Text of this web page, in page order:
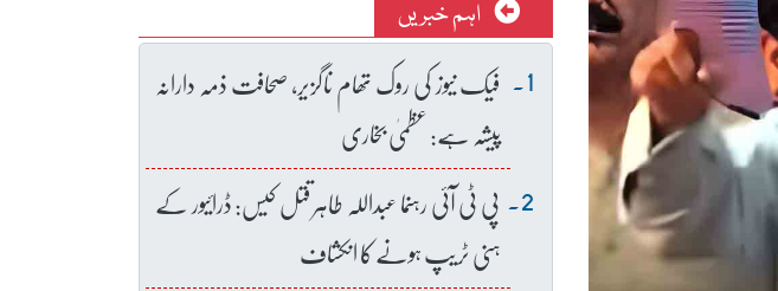
اہم خبریں
فیک نیوز کی روک تھام ناگزیر، صحافت ذمہ دارانہ
پیشہ ہے: عظمیٰ بخاری
پی ٹی آئی رہنما عبداللہ طاہر قتل کیس: ڈرائیور کے
ہنی ٹریپ ہونے کا انکشاف